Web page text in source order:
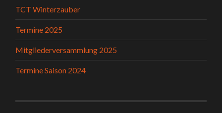
TCT Winterzauber
Termine 2025
Mitgliederversammlung 2025
Termine Saison 2024